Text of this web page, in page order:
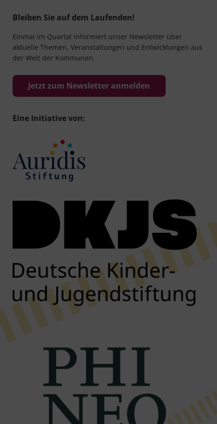
Bleiben Sie auf dem Laufenden!
Einmal im Quartal informiert unser Newsletter über
aktuelle Themen, Veranstaltungen und Entwicklungen aus
der Welt der Kommunen.
Jetzt zum Newsletter anmelden
Eine Initiative von: